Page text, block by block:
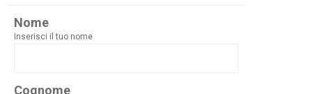
Nome
Inserisci il tuo nome
Cognome